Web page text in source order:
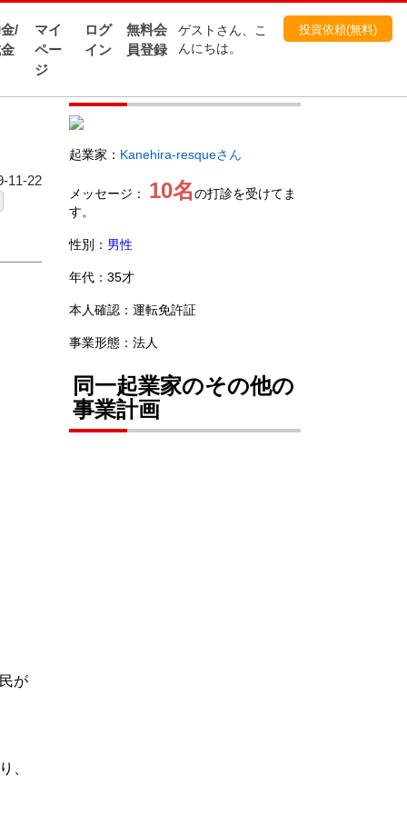
/
マイ
ペー
ジ
ログ
イン
無料会
員登録
ゲストさん、こ
んにちは。
投資依頼(無料)
11-22
が
、
起業家： Kanehira-resqueさん
メッセージ： 10名 の打診を受けてま
す。
性別： 男性
年代：35才
本人確認：運転免許証
事業形態：法人
同一起業家のその他の
事業計画